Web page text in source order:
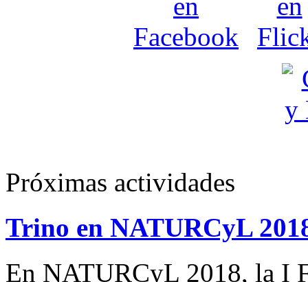
Próximas actividades
Trino en NATURCyL
En NATURCyL 2018, la I